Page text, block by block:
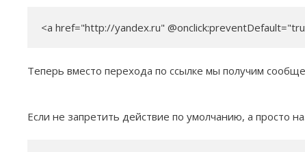
<a href="http://yandex.ru"
Теперь вместо перехода по ссылке мы получим
Если не запретить действие по умолчанию, а просто